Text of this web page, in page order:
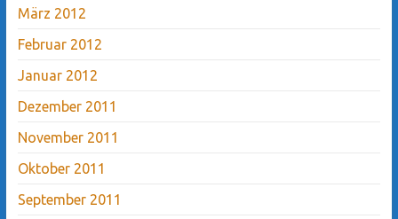
März 2012
Februar 2012
Januar 2012
Dezember 2011
November 2011
Oktober 2011
September 2011